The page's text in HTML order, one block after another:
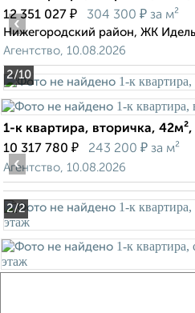
2/10
12 351 027 ₽ 304 300 ₽ за м²
Нижегородский район, ЖК
Агентство, 10.08.2026
2/2
‹
1-к квартира, вторичка,
10 317 780 ₽ 243 200 ₽ за м²
Агентство, 10.08.2026
‹